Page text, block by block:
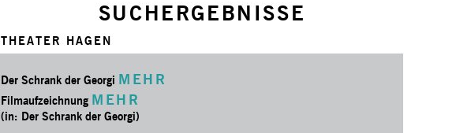
SUCHERGEBNISSE
THEATER HAGEN
Der Schrank der Georgi MEHR
Filmaufzeichnung MEHR
(in: Der Schrank der Georgi)